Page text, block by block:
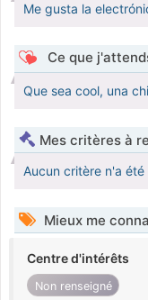
Me gusta la
Ce que
Que sea cool, una
Mes critères à
Aucun critère n'a été
Mieux me
Centre d'intérêts
Non renseigné